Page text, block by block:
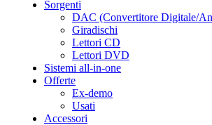
Sorgenti
DAC (Convertitore Digitale/
Giradischi
Lettori CD
Lettori DVD
Sistemi all-in-one
Offerte
Ex-demo
Usati
Accessori